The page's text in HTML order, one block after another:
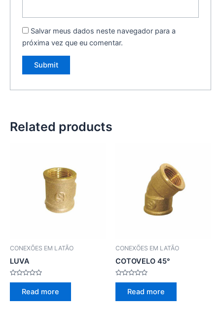
Salvar meus dados neste navegador para a
próxima vez que eu comentar.
Related products
CONEXÕES EM LATÃO
LUVA
Rated
Read more
CONEXÕES EM LATÃO
COTOVELO 45°
Rated
Read more